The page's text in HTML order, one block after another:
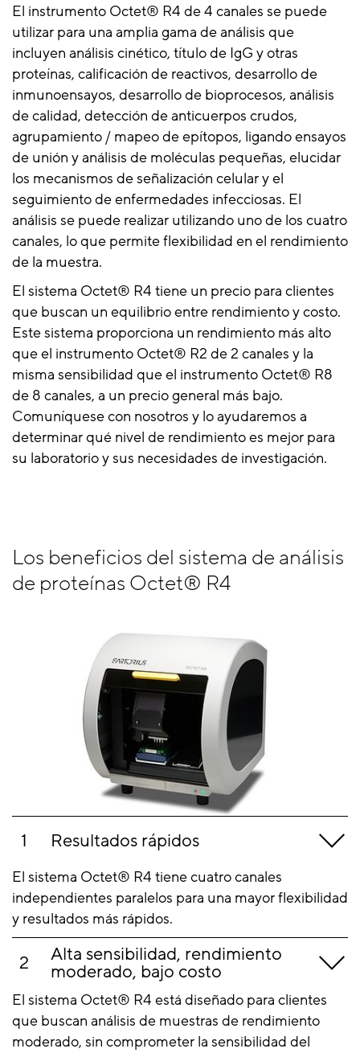
El instrumento Octet® R4 de 4 canales se puede
utilizar para una amplia gama de análisis que
incluyen análisis cinético, título de IgG y otras
proteínas, calificación de reactivos, desarrollo de
inmunoensayos, desarrollo de bioprocesos, análisis
de calidad, detección de anticuerpos crudos,
agrupamiento / mapeo de epítopos, ligando ensayos
de unión y análisis de moléculas pequeñas, elucidar
los mecanismos de señalización celular y el
seguimiento de enfermedades infecciosas. El
análisis se puede realizar utilizando uno de los cuatro
canales, lo que permite flexibilidad en el rendimiento
de la muestra.
El sistema Octet® R4 tiene un precio para clientes
que buscan un equilibrio entre rendimiento y costo.
Este sistema proporciona un rendimiento más alto
que el instrumento Octet® R2 de 2 canales y la
misma sensibilidad que el instrumento Octet® R8
de 8 canales, a un precio general más bajo.
Comuníquese con nosotros y lo ayudaremos a
determinar qué nivel de rendimiento es mejor para
su laboratorio y sus necesidades de investigación.
Los beneficios del sistema de análisis
de proteínas Octet® R4
Resultados rápidos
El sistema Octet® R4 tiene cuatro canales
independientes paralelos para una mayor flexibilidad
y resultados más rápidos.
Alta sensibilidad, rendimiento
moderado, bajo costo
El sistema Octet® R4 está diseñado para clientes
que buscan análisis de muestras de rendimiento
moderado, sin comprometer la sensibilidad del